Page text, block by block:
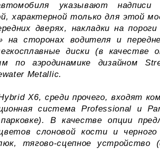
указывают надписи
характерной только для этой
дверях, накладки на
на сторонах водителя и
диски (в качестве
по аэродинамике дизайном
Metallic.
X6, среди прочего, входят
система Professional и
В качестве опции
слоновой кости и
тягово-сцепное устройство